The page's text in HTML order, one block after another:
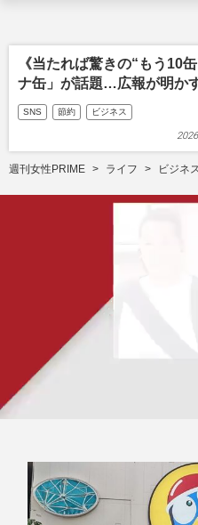
《当たれば驚きの“もう10
ナ缶」が話題…広報が明か
SNS 節約 ビジネス
週刊女性PRIME ライフ ビジネ